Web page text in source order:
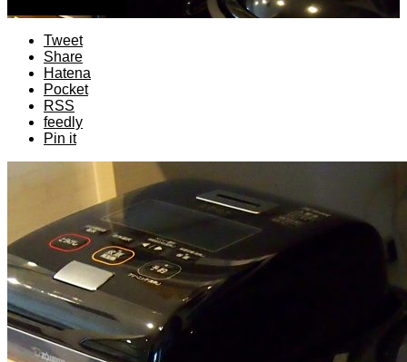
Tweet
Share
Hatena
Pocket
RSS
feedly
Pin it